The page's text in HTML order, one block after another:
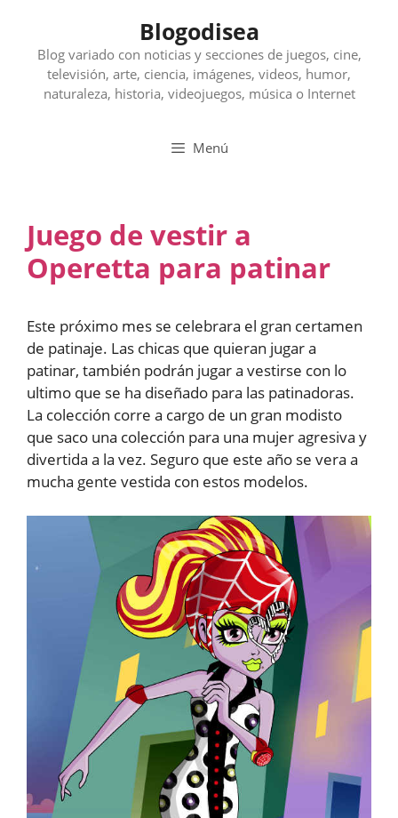
contenido
Blogodisea
Blog variado con noticias y secciones de juegos, cine,
televisión, arte, ciencia, imágenes, videos, humor,
naturaleza, historia, videojuegos, música o Internet
Menú
Juego de vestir a
Operetta para patinar
Este próximo mes se celebrara el gran certamen
de patinaje. Las chicas que quieran jugar a
patinar, también podrán jugar a vestirse con lo
ultimo que se ha diseñado para las patinadoras.
La colección corre a cargo de un gran modisto
que saco una colección para una mujer agresiva y
divertida a la vez. Seguro que este año se vera a
mucha gente vestida con estos modelos.